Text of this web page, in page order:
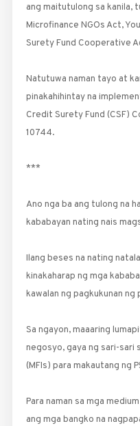
ang maitutulong sa kanila,
Microfinance NGOs Act,
Surety Fund Cooperative
Natutuwa naman tayo at
pinakahihintay na
Credit Surety Fund (CSF)
10744.
***
Ano nga ba ang tulong na
kababayan nating nais
Ilang beses na nating
kinakaharap ng mga
kawalan ng pagkukunan
Sa ngayon, maaaring
negosyo, gaya ng sari-
(MFIs) para makautang ng
Para naman sa mga
ang mga bangko na